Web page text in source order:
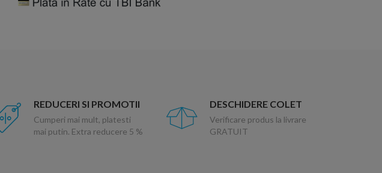
REDUCERI SI PROMOTII
Cumperi mai mult, platesti
mai putin. Extra reducere 5 %
DESCHIDERE COLET
Verificare produs la livrare
GRATUIT